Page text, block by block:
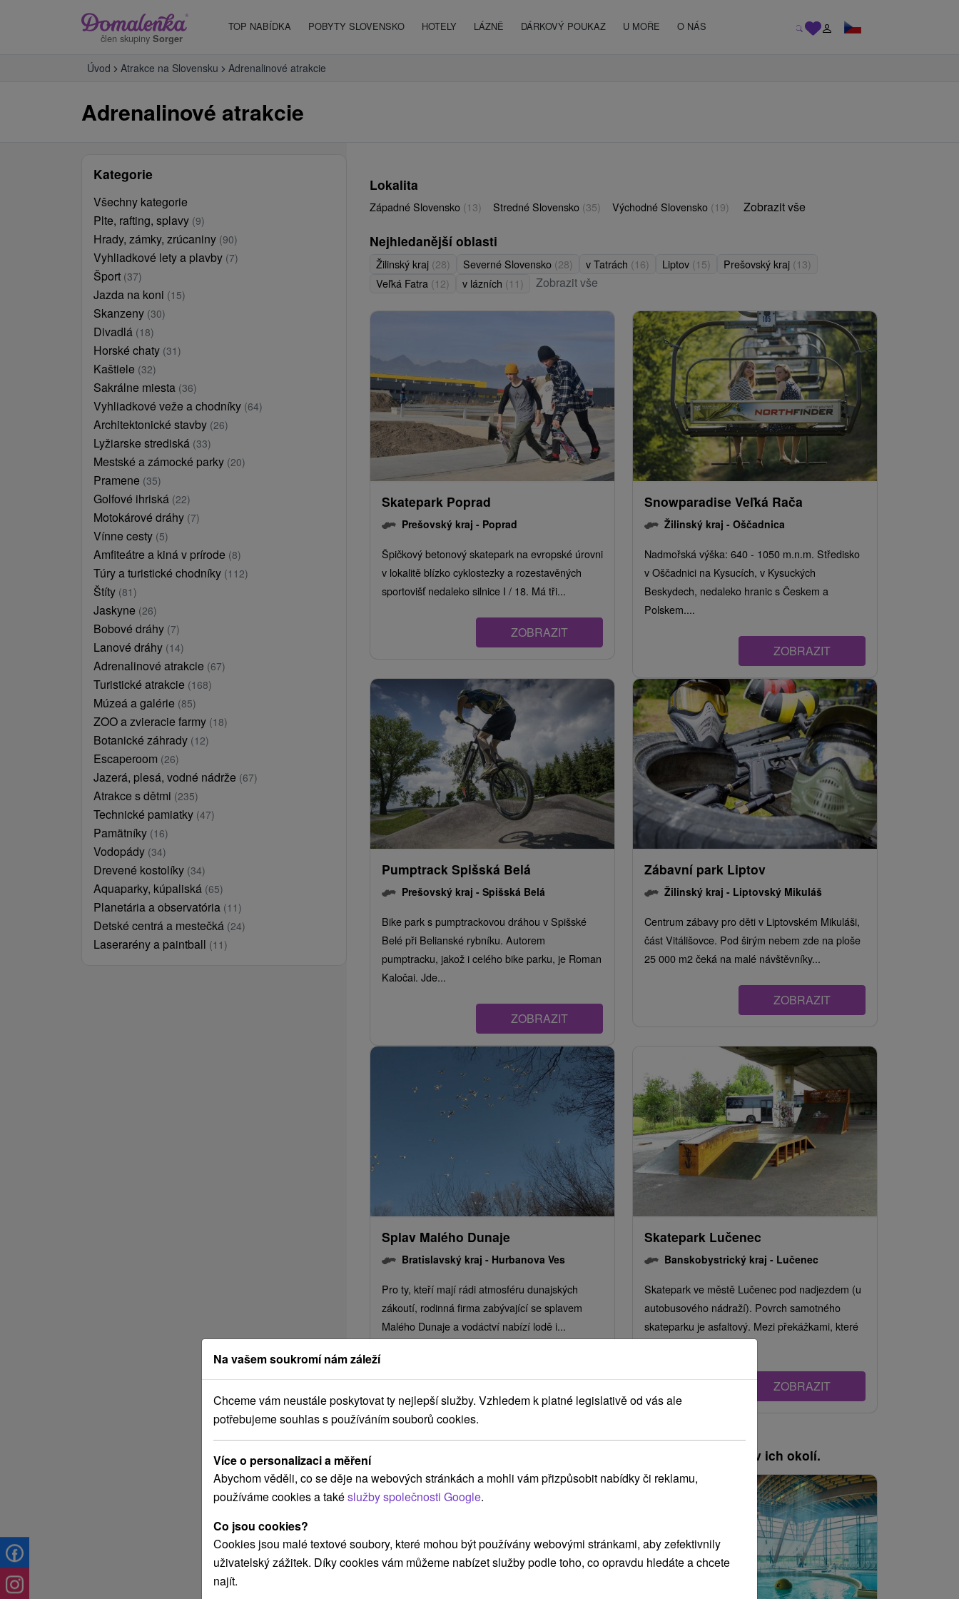
člen skupiny Sorger
TOP NABÍDKA POBYTY SLOVENSKO HOTELY LÁZNĚ DÁRKOVÝ POUKAZ U MOŘE O NÁS
Úvod Atrakce na Slovensku Adrenalinové atrakcie
Adrenalinové atrakcie
Kategorie
Všechny kategorie
Plte, rafting, splavy (9)
Hrady, zámky, zrúcaniny (90)
Vyhliadkové lety a plavby (7)
Šport (37)
Jazda na koni (15)
Skanzeny (30)
Divadlá (18)
Horské chaty (31)
Kaštiele (32)
Sakrálne miesta (36)
Vyhliadkové veže a chodníky (64)
Architektonické stavby (26)
Lyžiarske strediská (33)
Mestské a zámocké parky (20)
Pramene (35)
Golfové ihriská (22)
Motokárové dráhy (7)
Vínne cesty (5)
Amfiteátre a kiná v prírode (8)
Túry a turistické chodníky (112)
Štíty (81)
Jaskyne (26)
Bobové dráhy (7)
Lanové dráhy (14)
Adrenalinové atrakcie (67)
Turistické atrakcie (168)
Múzeá a galérie (85)
ZOO a zvieracie farmy (18)
Botanické záhrady (12)
Escaperoom (26)
Jazerá, plesá, vodné nádrže (67)
Atrakce s dětmi (235)
Technické pamiatky (47)
Pamätníky (16)
Vodopády (34)
Drevené kostolíky (34)
Aquaparky, kúpaliská (65)
Planetária a observatória (11)
Detské centrá a mestečká (24)
Laserarény a paintball (11)
Lokalita
Západné Slovensko (13) Stredné Slovensko (35) Východné Slovensko (19) Zobrazit vše
Nejhledanější oblasti
Žilinský kraj (28) Severné Slovensko (28) v Tatrách (16) Liptov (15) Prešovský kraj (13)
Veľká Fatra (12) v lázních (11) Zobrazit vše
Skatepark Poprad
Prešovský kraj - Poprad
Špičkový betonový skatepark na evropské úrovni
v lokalitě blízko cyklostezky a rozestavěných
sportovišť nedaleko silnice I / 18. Má tři...
ZOBRAZIT
Snowparadise Veľká Rača
Žilinský kraj - Oščadnica
Nadmořská výška: 640 - 1050 m.n.m. Středisko
v Oščadnici na Kysucích, v Kysuckých
Beskydech, nedaleko hranic s Českem a
Polskem....
ZOBRAZIT
Pumptrack Spišská Belá
Prešovský kraj - Spišská Belá
Bike park s pumptrackovou dráhou v Spišské
Belé při Belianské rybníku. Autorem
pumptracku, jakož i celého bike parku, je Roman
Kaločai. Jde...
ZOBRAZIT
Zábavní park Liptov
Žilinský kraj - Liptovský Mikuláš
Centrum zábavy pro děti v Liptovském Mikuláši,
část Vitálišovce. Pod širým nebem zde na ploše
25 000 m2 čeká na malé návštěvníky...
ZOBRAZIT
Splav Malého Dunaje
Bratislavský kraj - Hurbanova Ves
Pro ty, kteří mají rádi atmosféru dunajských
zákoutí, rodinná firma zabývající se splavem
Malého Dunaje a vodáctví nabízí lodě i...
Skatepark Lučenec
Banskobystrický kraj - Lučenec
Skatepark ve městě Lučenec pod nadjezdem (u
autobusového nádraží). Povrch samotného
skateparku je asfaltový. Mezi překážkami, které
ZOBRAZIT
Ak plánujete navštíviť tieto atrakcie, pozrite si pobyty v ich okolí.
Náš TIP
Na vašem soukromí nám záleží
Chceme vám neustále poskytovat ty nejlepší služby. Vzhledem k platné legislativě od vás ale
potřebujeme souhlas s používáním souborů cookies.
Více o personalizaci a měření
Abychom věděli, co se děje na webových stránkách a mohli vám přizpůsobit nabídky či reklamu,
používáme cookies a takéslužby společnosti Google.
Co jsou cookies?
Cookies jsou malé textové soubory, které mohou být používány webovými stránkami, aby zefektivnily
uživatelský zážitek. Díky cookies vám můžeme nabízet služby podle toho, co opravdu hledáte a chcete
najít.